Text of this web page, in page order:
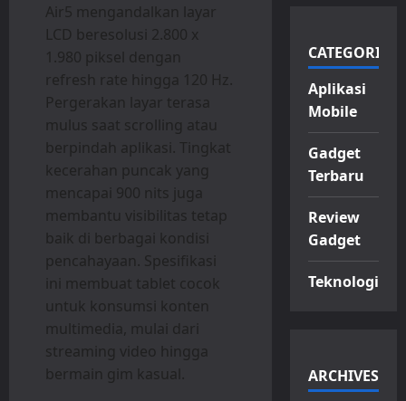
Air5 mengandalkan layar
LCD beresolusi 2.800 x
1.980 piksel dengan
refresh rate hingga 120 Hz.
Pergerakan layar terasa
mulus saat scrolling atau
berpindah aplikasi. Tingkat
kecerahan puncak yang
mencapai 900 nits juga
membantu visibilitas tetap
baik di berbagai kondisi
pencahayaan. Spesifikasi
ini membuat tablet cocok
untuk konsumsi konten
multimedia, mulai dari
streaming video hingga
bermain gim kasual.
CATEGORIES
Aplikasi
Mobile
Gadget
Terbaru
Review
Gadget
Teknologi
ARCHIVES